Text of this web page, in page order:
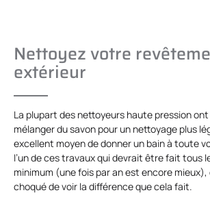
Nettoyez votre
extérieur
La plupart des nettoyeurs haute pression
mélanger du savon pour un nettoyage plus
excellent moyen de donner un bain à toute
l’un de ces travaux qui devrait être fait tous
minimum (une fois par an est encore
choqué de voir la différence que cela fait.